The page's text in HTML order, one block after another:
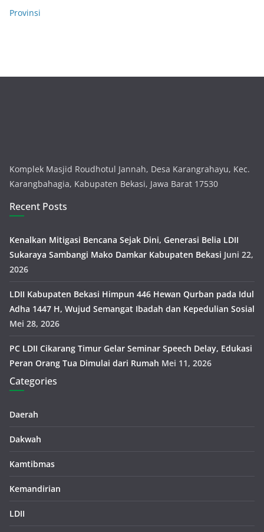
Provinsi
Komplek Masjid Roudhotul Jannah, Desa Karangrahayu, Kec.
Karangbahagia, Kabupaten Bekasi, Jawa Barat 17530
Recent Posts
Kenalkan Mitigasi Bencana Sejak Dini, Generasi Belia LDII
Sukaraya Sambangi Mako Damkar Kabupaten Bekasi Juni 22,
2026
LDII Kabupaten Bekasi Himpun 446 Hewan Qurban pada Idul
Adha 1447 H, Wujud Semangat Ibadah dan Kepedulian Sosial
Mei 28, 2026
PC LDII Cikarang Timur Gelar Seminar Speech Delay, Edukasi
Peran Orang Tua Dimulai dari Rumah Mei 11, 2026
Categories
Daerah
Dakwah
Kamtibmas
Kemandirian
LDII